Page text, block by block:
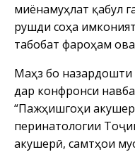
миёнамуҳлат қабул
рушди соҳа
табобат фароҳам
Маҳз бо
дар конфронси
“Пажӯҳишгоҳи
перинатологии
акушерӣ, самтҳои